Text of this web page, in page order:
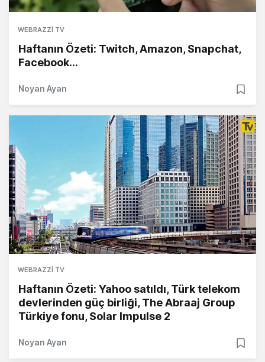
WEBRAZZI TV
Haftanın Özeti: Twitch, Amazon, Snapchat,
Facebook...
Noyan Ayan
WEBRAZZI TV
Haftanın Özeti: Yahoo satıldı, Türk telekom
devlerinden güç birliği, The Abraaj Group
Türkiye fonu, Solar Impulse 2
Noyan Ayan